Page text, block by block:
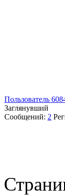
Пользователь
Заглянувший
Сообщений: 2